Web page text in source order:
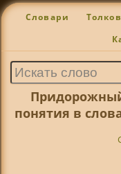
Словари
понятия в